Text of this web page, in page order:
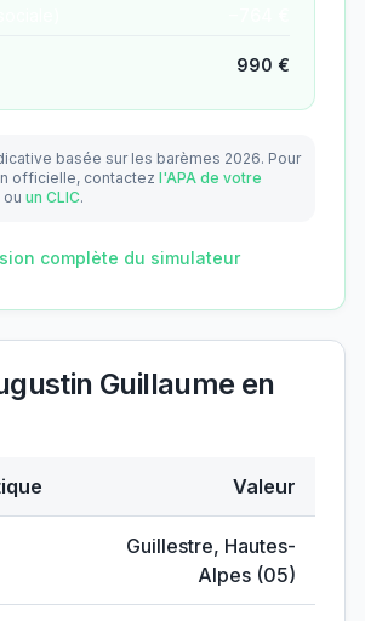
990 €
basée sur les barèmes 2026. Pour
officielle, contactez l'APA de votre
ou un CLIC.
complète du simulateur
Guillaume en
Valeur
Guillestre, Hautes-
Alpes (05)